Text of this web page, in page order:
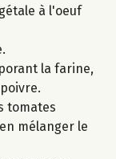
à l'oeuf
la farine,
tomates
mélanger le